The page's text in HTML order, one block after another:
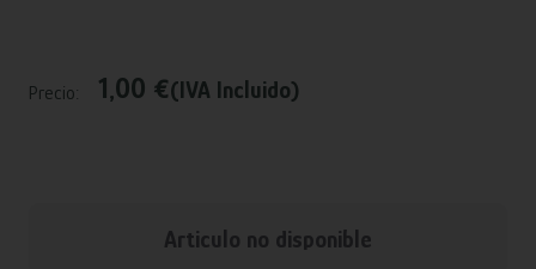
Precio: 1,00 €(IVA Incluido)
Articulo no disponible